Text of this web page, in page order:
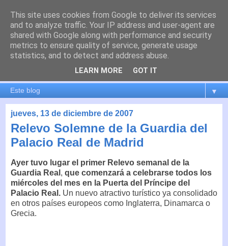
es por madrid
El blog de Madrid y su actualidad, proyectos, transporte,
movilidad, arquitectura, participación, medio ambiente,
educación, empleo, ...
▼
jueves, 13 de diciembre de 2007
Relevo Solemne de la Guardia del
Palacio Real de Madrid
Ayer tuvo lugar el primer Relevo semanal de la
Guardia Real , que comenzará a celebrarse todos los
miércoles del mes en la Puerta del Príncipe del
Palacio Real. Un nuevo atractivo turístico ya consolidado
en otros países europeos como Inglaterra, Dinamarca o
Grecia.
This site uses cookies from Google to deliver its services
and to analyze traffic. Your IP address and user-agent are
shared with Google along with performance and security
metrics to ensure quality of service, generate usage
statistics, and to detect and address abuse.
LEARN MORE GOT IT